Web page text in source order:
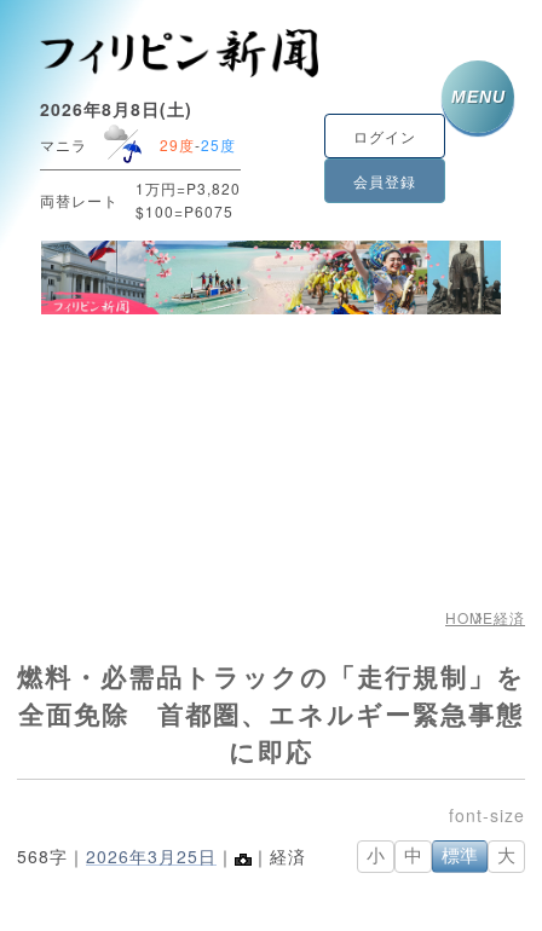
2026年8月8日(土)
マニラ 29度-25度
両替レート
1万円=P3,820
$100=P6075
ログイン
会員登録
MENU
HOME経済
燃料・必需品トラックの「走行規制」を
全面免除 首都圏、エネルギー緊急事態
に即応
568字｜ 2026年3月25日 ｜ ｜経済 小 中 標準 大